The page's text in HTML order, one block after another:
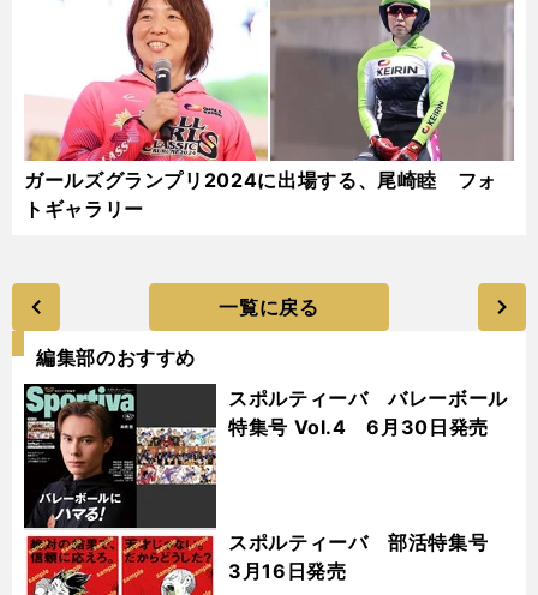
ガールズグランプリ2024に出場する、尾崎睦 フォ
トギャラリー
一覧に戻る
編集部のおすすめ
スポルティーバ バレーボール
特集号 Vol.4 6月30日発売
スポルティーバ 部活特集号
3月16日発売